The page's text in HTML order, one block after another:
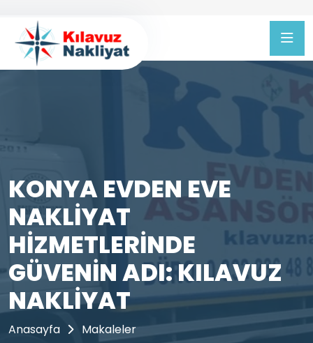
KONYA EVDEN EVE
NAKLIYAT
HIZMETLERINDE
GÜVENIN ADI: KILAVUZ
NAKLIYAT
Anasayfa Makaleler